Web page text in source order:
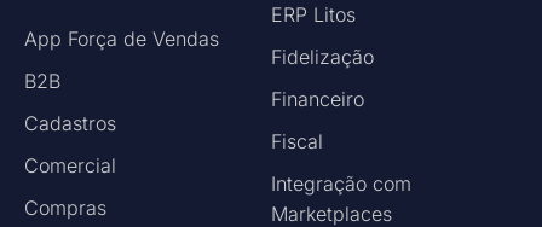
App Força de Vendas
B2B
Cadastros
Comercial
Compras
ERP Litos
Fidelização
Financeiro
Fiscal
Integração com
Marketplaces